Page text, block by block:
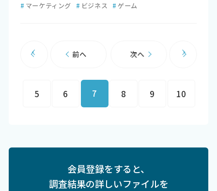
# マーケティング # ビジネス # ゲーム
前へ
5 6 7 8 9 10
次へ
会員登録をすると、
調査結果の詳しいファイルを